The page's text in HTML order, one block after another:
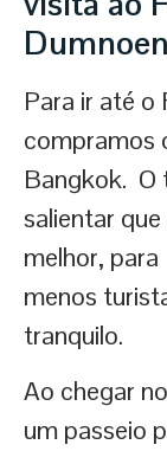
Para ir até o
compramos
Bangkok. O
salientar
melhor,
menos
tranquilo.
Ao chegar
um passeio